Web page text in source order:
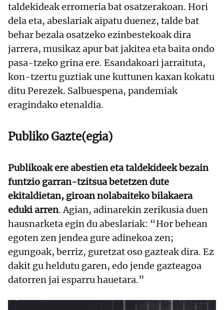
taldekideak erromeria bat osatzerakoan. Hori
dela eta, abeslariak aipatu duenez, talde bat
behar bezala osatzeko ezinbestekoak dira
jarrera, musikaz apur bat jakitea eta baita ondo
pasa-tzeko grina ere. Esandakoari jarraituta,
kon-tzertu guztiak une kuttunen kaxan kokatu
ditu Perezek. Salbuespena, pandemiak
eragindako etenaldia.
Publiko Gazte(egia)
Publikoak ere abestien eta taldekideek bezain
funtzio garran-tzitsua betetzen dute
ekitaldietan, giroan nolabaiteko bilakaera
eduki arren. Agian, adinarekin zerikusia duen
hausnarketa egin du abeslariak: “Hor behean
egoten zen jendea gure adinekoa zen;
egungoak, berriz, guretzat oso gazteak dira. Ez
dakit gu heldutu garen, edo jende gazteagoa
datorren jai esparru hauetara.”